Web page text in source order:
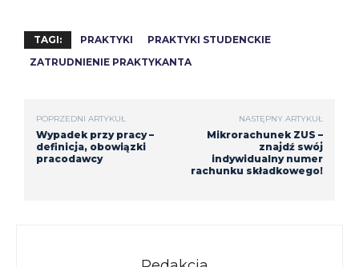
TAGI: PRAKTYKI
PRAKTYKI STUDENCKIE
ZATRUDNIENIE PRAKTYKANTA
POPRZEDNI ARTYKUŁ
Wypadek przy pracy –
definicja, obowiązki
pracodawcy
NASTĘPNY ARTYKUŁ
Mikrorachunek ZUS –
znajdź swój
indywidualny numer
rachunku składkowego!